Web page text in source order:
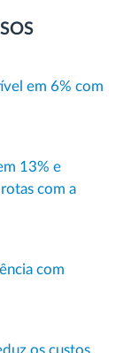
em 6% com
13% e
com a
com